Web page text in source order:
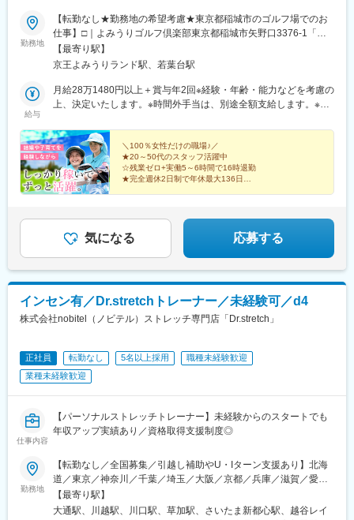
和泉中央駅、自由が丘駅、幡ケ谷駅、下高井戸駅、学芸大学駅、
三軒茶屋駅、中目黒駅、下北沢駅、武蔵小杉駅、みなと元町駅、
千歳烏山駅、旧居留地・大丸前駅、元住吉駅、三宮・花時計前
駅、神戸駅(兵庫県)、加古川駅、恵比寿駅、御徒町駅、八王子駅、
山陽姫路駅、月島駅、立町駅、岡山駅、秋葉原駅、皆実町二丁目
駅、後楽園駅、ひばりケ丘駅(東京都)、倉敷駅、道場南口駅、仙川
駅、上大岡駅、練馬駅、成田駅、七道駅、鳩ケ谷駅、東札幌駅、
南砂町駅、西４丁目駅、本川越駅、赤坂駅(東京都)、西早稲田駅、
(東京都)、曙橋駅、鮫洲駅、府中競馬正門前駅、牛込神楽坂駅、京
急蒲田駅、新御茶ノ水駅、越中島駅、国際展示場駅、淡路町駅、
六本木一丁目駅、乃木坂駅、井の頭公園駅、銀座駅、西武新宿
駅、三越前駅、新高円寺駅、落合駅(東京都)、虎ノ門駅、半蔵門
駅、大崎広小路駅、二子新地駅、大森海岸駅、大塚駅前駅、溝の
駅、糸貫駅、近鉄名古屋駅、栄町駅(愛知県)、西高蔵駅、矢田駅
(愛知県)、木曽川駅、東海通駅、新豊橋駅、京都駅、祇園四条駅、
鞍馬口駅、北新地駅、谷町九丁目駅、日本橋駅(大阪府)、天王寺駅
前駅、梅田駅(地下鉄)、今福鶴見駅、四ツ橋駅、大阪ビジネスパー
ク駅、肥後橋駅、千里中央駅(大阪モノレール)、桜ノ宮駅、岡本駅
(兵庫県)、甲子園駅、石屋川駅、祇園駅(福岡県)、天神南駅、朝倉
街道駅、平和通駅、元田中駅、奥沢駅、松原駅(東京都)、西太子堂
駅、代官山駅、池ノ上駅、新丸子駅、花隈駅、芦花公園駅、元町
駅、京王八王子駅、姫路駅、勝どき駅、八丁堀駅(広島県)、岡山駅
前駅、岩本町駅、皆実町六丁目駅、春日駅(東京都)、倉敷市駅、豊
島園駅(都営線)、大和川駅、バスセンター前駅、永田町駅、学習院
下駅、東池袋駅、新富町駅(東京都)、新宿御苑前駅、府中本町駅、
神楽坂駅、蓮沼駅、小川町駅(東京都)、有明駅(東京都)、銀座一丁
目駅、神谷町駅、新宿駅、大崎駅、巣鴨新田駅、高津駅(神奈川
県)、高島町駅、馬車道駅、大曽根駅、駅前駅、九条駅(京都府)、
(兵庫県・阪神線)、櫛田神社前駅、旦過駅、東北沢駅、神戸三宮駅
(阪急・神戸高速)、三宮駅(神戸新交通)、高速神戸駅、上野御徒町
駅、胡町駅、西川緑道公園駅、末広町駅(東京都)、御幸橋駅、水道
橋駅、豊島園駅(西武線)、高須神社駅
勤務地
【転勤なし★勤務地の希望考慮★東京都稲城市のゴルフ場でのお
仕事】□｜よみうりゴルフ倶楽部東京都稲城市矢野口3376-1「読
売ランド前駅」より路線バス「京王よみうりランド駅」より従業
員専用バスまたは路線バス※都道124号線近く□｜東京よみうりカ
丘駅」よりクラブバス京王相模原線「稲城駅」より路線バス※都道
19号線近く★マイカー通勤OK★駐車場完備※勤務地は希望を考慮
【最寄り駅】
京王よみうりランド駅、若葉台駅
給与
月給28万1480円以上＋賞与年2回※経験・年齢・能力などを考慮の
上、決定いたします。※時間外手当は、別途全額支給します。※試
年収394万円／入社1年目・年収404万円／入社3年目・年収414万
円／入社5年目《試用期間》雇用形態：アルバイト時給：1350円
＼100％女性だけの職場♪／
★20～50代のスタッフ活躍中
☆残業ゼロ+実働5～6時間で16時退勤
★完全週休2日制で年休最大136日
気になる 応募する
インセン有／Dr.stretchトレーナー／未経験可／d4
株式会社nobitel（ノビテル）ストレッチ専門店「Dr.stretch」
正社員 転勤なし 5名以上採用
職種未経験歓迎
業種未経験歓迎
仕事内容
【パーソナルストレッチトレーナー】未経験からのスタートでも
年収アップ実績あり／資格取得支援制度◎
勤務地
【転勤なし／全国募集／引越し補助やU・Iターン支援あり】北海
道／東京／神奈川／千葉／埼玉／大阪／京都／兵庫／滋賀／愛知
／岐阜／福岡／広島／岡山＜新店舗続々オープン＞愛知、東京、
埼玉、大阪など◎勤務地の希望考慮◎U・Iターン歓迎◎引越し手
【最寄り駅】
大通駅、川越駅、川口駅、草加駅、さいたま新都心駅、越谷レイ